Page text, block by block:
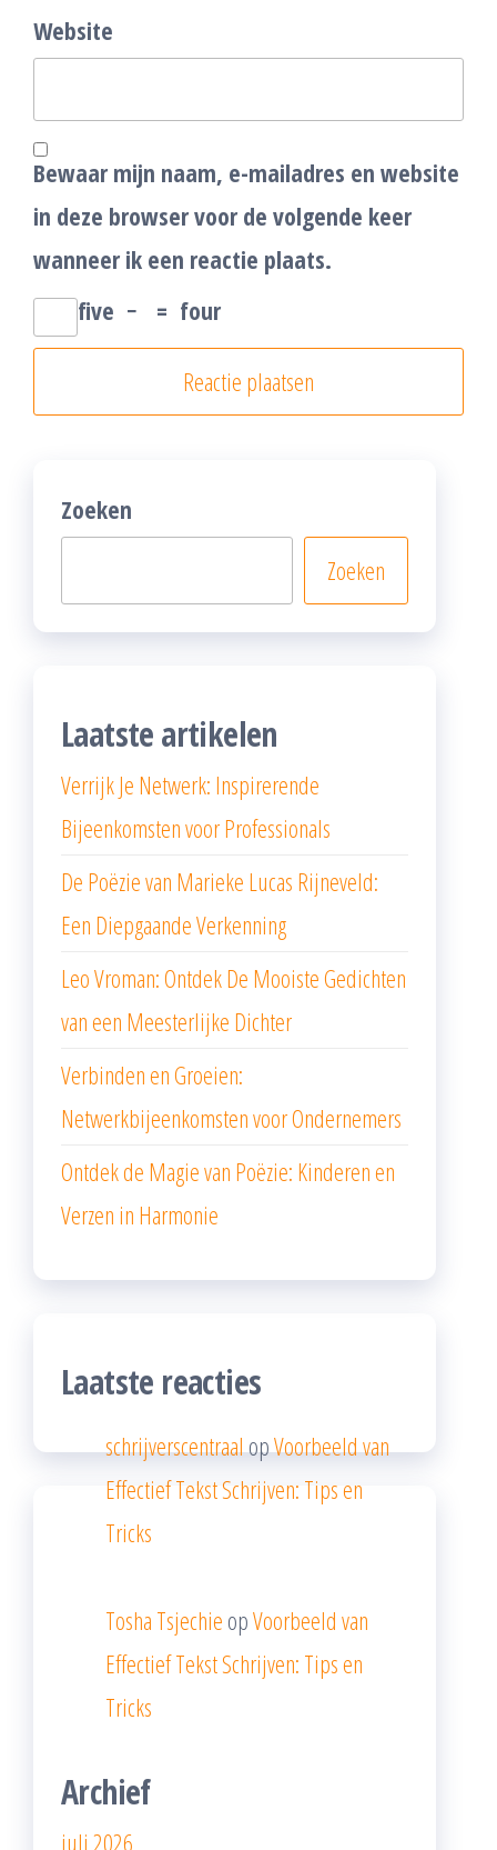
Website
Bewaar mijn naam, e-mailadres en website
in deze browser voor de volgende keer
wanneer ik een reactie plaats.
five − = four
Zoeken
Zoeken
Laatste artikelen
Verrijk Je Netwerk: Inspirerende
Bijeenkomsten voor Professionals
De Poëzie van Marieke Lucas Rijneveld:
Een Diepgaande Verkenning
Leo Vroman: Ontdek De Mooiste Gedichten
van een Meesterlijke Dichter
Verbinden en Groeien:
Netwerkbijeenkomsten voor Ondernemers
Ontdek de Magie van Poëzie: Kinderen en
Verzen in Harmonie
Laatste reacties
schrijverscentraalopVoorbeeld van
Effectief Tekst Schrijven: Tips en
Tricks
Tosha Tsjechie opVoorbeeld van
Effectief Tekst Schrijven: Tips en
Tricks
Archief
juli 2026